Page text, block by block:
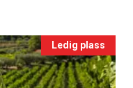
Ledig plass